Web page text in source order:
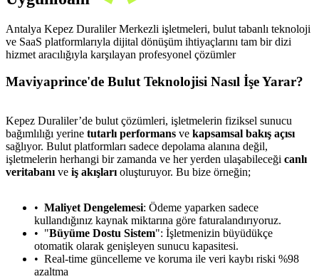
Antalya Kepez Duraliler Merkezli işletmeleri, bulut tabanlı teknoloji
ve SaaS platformlarıyla dijital dönüşüm ihtiyaçlarını tam bir dizi
hizmet aracılığıyla karşılayan profesyonel çözümler
Maviyaprince'de Bulut Teknolojisi Nasıl İşe Yarar?
Kepez Duraliler’de bulut çözümleri, işletmelerin fiziksel sunucu
bağımlılığı yerine tutarlı performans ve kapsamsal bakış açısı
sağlıyor. Bulut platformları sadece depolama alanına değil,
işletmelerin herhangi bir zamanda ve her yerden ulaşabileceği canlı
veritabanı ve iş akışları oluşturuyor. Bu bize örneğin;
Maliyet Dengelemesi: Ödeme yaparken sadece
kullandığınız kaynak miktarına göre faturalandırıyoruz.
"Büyüme Dostu Sistem": İşletmenizin büyüdükçe
otomatik olarak genişleyen sunucu kapasitesi.
Real-time güncelleme ve koruma ile veri kaybı riski %98
azaltma